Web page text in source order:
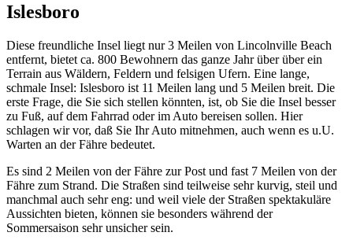
Islesboro
Diese freundliche Insel liegt nur 3 Meilen von Lincolnville Beach
entfernt, bietet ca. 800 Bewohnern das ganze Jahr über über ein
Terrain aus Wäldern, Feldern und felsigen Ufern. Eine lange,
schmale Insel: Islesboro ist 11 Meilen lang und 5 Meilen breit. Die
erste Frage, die Sie sich stellen könnten, ist, ob Sie die Insel besser
zu Fuß, auf dem Fahrrad oder im Auto bereisen sollen. Hier
schlagen wir vor, daß Sie Ihr Auto mitnehmen, auch wenn es u.U.
Warten an der Fähre bedeutet.
Es sind 2 Meilen von der Fähre zur Post und fast 7 Meilen von der
Fähre zum Strand. Die Straßen sind teilweise sehr kurvig, steil und
manchmal auch sehr eng: und weil viele der Straßen spektakuläre
Aussichten bieten, können sie besonders während der
Sommersaison sehr unsicher sein.